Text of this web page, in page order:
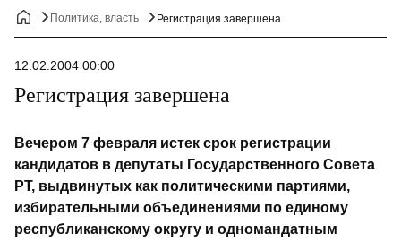
Политика, власть Регистрация завершена
12.02.2004 00:00
Регистрация завершена
Вечером 7 февраля истек срок регистрации
кандидатов в депутаты Государственного Совета
РТ, выдвинутых как политическими партиями,
избирательными объединениями по единому
республиканскому округу и одномандатным